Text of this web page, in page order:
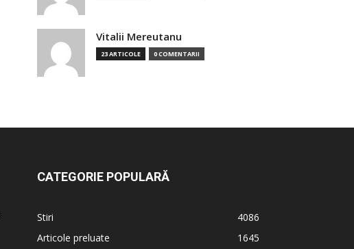
Vitalii Mereutanu
23 ARTICOLE 0 COMENTARII
CATEGORIE POPULARĂ
Stiri
4086
Articole preluate
1645